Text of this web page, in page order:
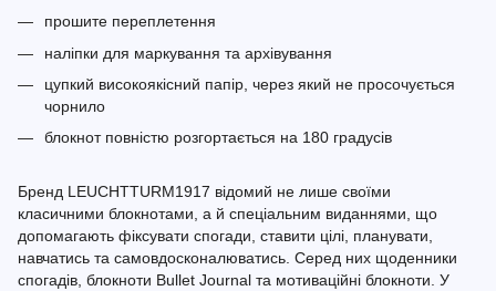
прошите переплетення
наліпки для маркування та архівування
цупкий високоякісний папір, через який не просочується
чорнило
блокнот повністю розгортається на 180 градусів
Бренд LEUCHTTURM1917 відомий не лише своїми
класичними блокнотами, а й спеціальним виданнями, що
допомагають фіксувати спогади, ставити цілі, планувати,
навчатись та самовдосконалюватись. Серед них щоденники
спогадів, блокноти Bullet Journal та мотиваційні блокноти. У